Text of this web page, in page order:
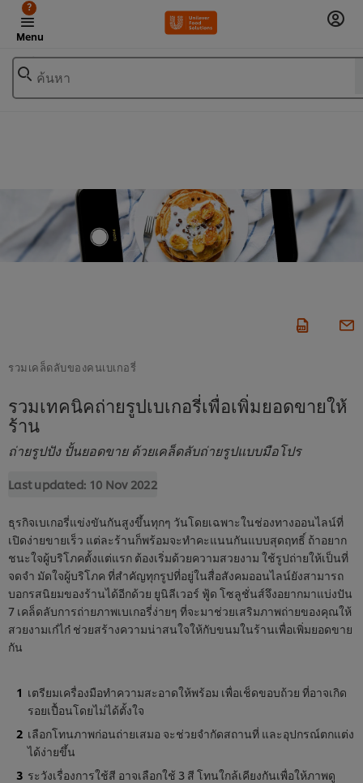
Menu
?
ค้นหา
รวมเคล็ดลับของคนเบเกอรี่
รวมเทคนิคถ่ายรูปเบเกอรี่เพื่อเพิ่มยอดขายให้
ร้าน
ถ่ายรูปปัง ปั้นยอดขาย ด้วยเคล็ดลับถ่ายรูปแบบมือโปร
Last updated: 10 Nov 2022
ธุรกิจเบเกอรี่แข่งขันกันสูงขึ้นทุกๆ วันโดยเฉพาะในช่องทางออนไลน์ที่
เปิดง่ายขายเร็ว แต่ละร้านก็พร้อมจะทำคะแนนกันแบบสุดฤทธิ์ ถ้าอยาก
ชนะใจผู้บริโภคตั้งแต่แรก ต้องเริ่มด้วยความสวยงาม ใช้รูปถ่ายให้เป็นที่
จดจำ มัดใจผู้บริโภค ที่สำคัญทุกรูปที่อยู่ในสื่อสังคมออนไลน์ยังสามารถ
บอกรสนิยมของร้านได้อีกด้วย ยูนิลีเวอร์ ฟู้ด โซลูชั่นส์จึงอยากมาแบ่งปัน
7 เคล็ดลับการถ่ายภาพเบเกอรี่ง่ายๆ ที่จะมาช่วยเสริมภาพถ่ายของคุณให้
สวยงามเก๋ไก๋ ช่วยสร้างความน่าสนใจให้กับขนมในร้านเพื่อเพิ่มยอดขาย
กัน
เตรียมเครื่องมือทำความสะอาดให้พร้อม เพื่อเช็ดขอบถ้วย ที่อาจเกิด
รอยเปื้อนโดยไม่ได้ตั้งใจ
เลือกโทนภาพก่อนถ่ายเสมอ จะช่วยจำกัดสถานที่ และอุปกรณ์ตกแต่ง
ได้ง่ายขึ้น
ระวังเรื่องการใช้สี อาจเลือกใช้ 3 สี โทนใกล้เคียงกันเพื่อให้ภาพดู